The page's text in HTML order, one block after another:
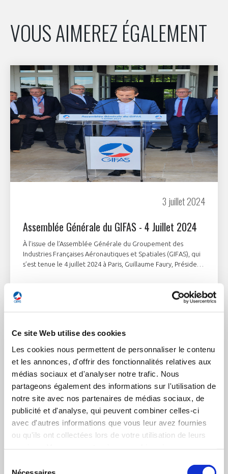
Ce site Web utilise des cookies
Les cookies nous permettent de personnaliser le contenu
et les annonces, d'offrir des fonctionnalités relatives aux
médias sociaux et d'analyser notre trafic. Nous
partageons également des informations sur l'utilisation de
notre site avec nos partenaires de médias sociaux, de
publicité et d'analyse, qui peuvent combiner celles-ci
avec d'autres informations que vous leur avez fournies
ou qu'ils ont collectées lors de votre utilisation de leurs
VOUS AIMEREZ ÉGALEMENT
3 juillet 2024
Assemblée Générale du GIFAS - 4 Juillet 2024
À l’issue de l’Assemblée Générale du Groupement des
Industries Françaises Aéronautiques et Spatiales (GIFAS), qui
s’est tenue le 4 juillet 2024 à Paris, Guillaume Faury, Président
Spatiaux) a également réélu Didier Kayat, Président
ailleurs sa fonction de trésorière du GIFAS.